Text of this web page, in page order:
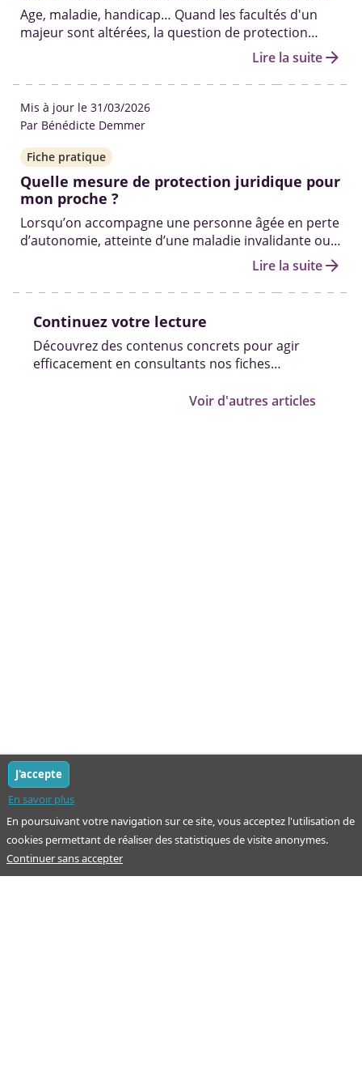
Age, maladie, handicap… Quand les facultés d'un
majeur sont altérées, la question de protection
juridique se pose. Différence entre tutelle et
curatelle, rôle du tuteur, conseil de famille...
décryptage.
Lire la suitearrow_forward
Mis à jour le 31/03/2026
Par Bénédicte Demmer
Fiche pratique
Quelle mesure de protection juridique pour
mon proche ?
Lorsqu’on accompagne une personne âgée en perte
d’autonomie, atteinte d’une maladie invalidante ou
d’un handicap, la question de la protection juridique
Lire la suitearrow_forward
Continuez votre lecture
Découvrez des contenus concrets pour agir
efficacement en consultants nos fiches
Voir d'autres articles
En poursuivant votre navigation sur ce site, vous acceptez l'utilisation de
cookies permettant de réaliser des statistiques de visite anonymes.
En savoir plus
J'accepte
Continuer sans accepter